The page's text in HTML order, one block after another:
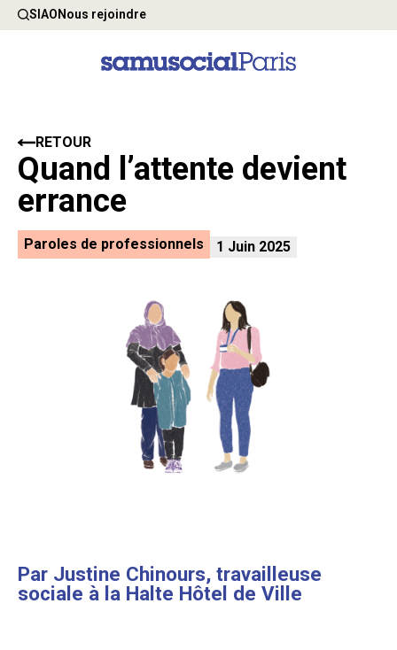
SIAONous rejoindre
Quand l’attente devient
errance
RETOUR
Paroles de professionnels 1 Juin 2025
Par Justine Chinours, travailleuse
sociale à la Halte Hôtel de Ville